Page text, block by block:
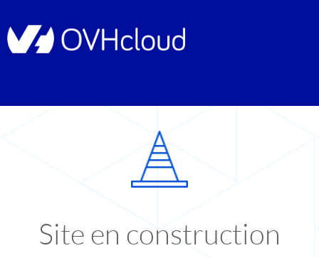
Site en construction